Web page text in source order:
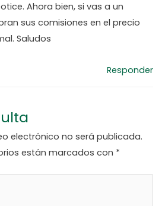
Ahora bien, si vas a un
sus comisiones en el precio
Saludos
Responder
electrónico no será publicada.
están marcados con *